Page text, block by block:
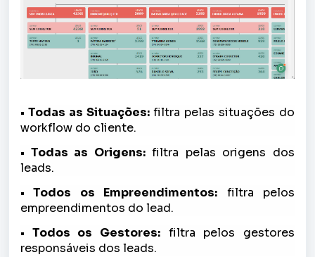
• Todas as Situações:filtra pelas situações do
workflow do cliente.
• Todas as Origens:filtra pelas origens dos
leads.
• Todos os Empreendimentos: filtra pelos
empreendimentos do lead.
• Todos os Gestores: filtra pelos gestores
responsáveis dos leads.